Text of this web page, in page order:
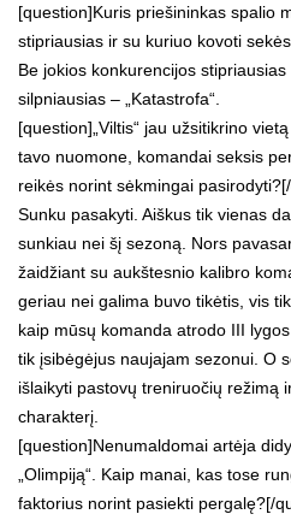
[question]Kuris priešininkas spalio
stipriausias ir su kuriuo kovoti
Be jokios konkurencijos stipriausias
silpniausias – „Katastrofa“.
[question]„Viltis“ jau užsitikrino
tavo nuomone, komandai seksis
reikės norint sėkmingai
Sunku pasakyti. Aiškus tik vienas
sunkiau nei šį sezoną. Nors
žaidžiant su aukštesnio kalibro
geriau nei galima buvo tikėtis, vis
kaip mūsų komanda atrodo III
tik įsibėgėjus naujajam sezonui. O
išlaikyti pastovų treniruočių režimą
charakterį.
[question]Nenumaldomai artėja
„Olimpiją“. Kaip manai, kas tose
faktorius norint pasiekti pergalę?[/